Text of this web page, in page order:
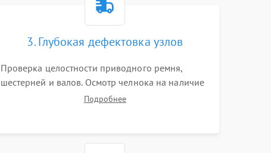
3. Глубокая дефектовка узлов
Проверка целостности приводного ремня,
шестерней и валов. Осмотр челнока на наличие
заусенцев и царапин. Диагностика
Подробнее